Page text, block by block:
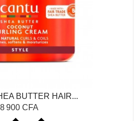
BUTTER HAIR...
Prix
8 900 CFA